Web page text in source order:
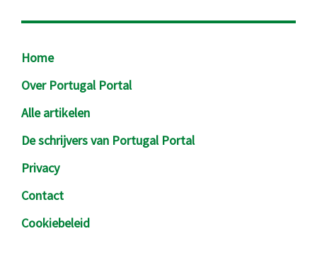
Footer
Home
Over Portugal Portal
Alle artikelen
De schrijvers van Portugal Portal
Privacy
Contact
Cookiebeleid